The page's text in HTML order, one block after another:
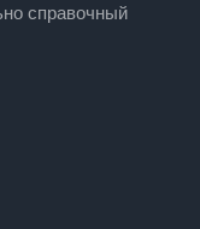
справочный